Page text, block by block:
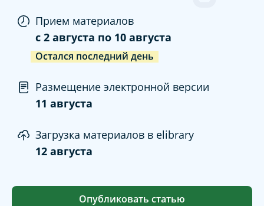
Прием материалов
c 2 августа по 10 августа
Остался последний день
Размещение электронной версии
11 августа
Загрузка материалов в elibrary
12 августа
Опубликовать статью